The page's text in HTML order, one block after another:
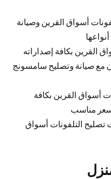
أسواق القرين وصيانة
القرين بكافة إصداراته
مع صيانة وتصليح سامسونج
أسواق القرين بكافة
مناسب
التلفونات أسواق